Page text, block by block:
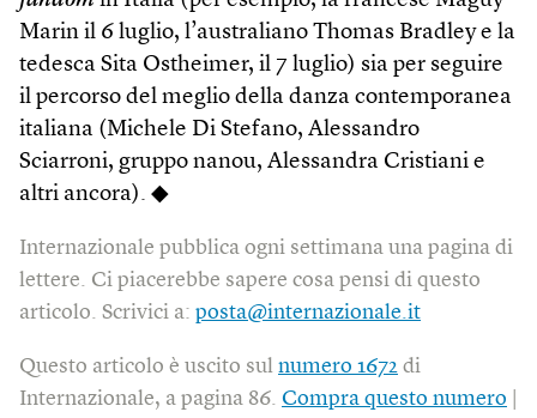
Marin il 6 luglio, l’australiano Thomas Bradley e la
tedesca Sita Ostheimer, il 7 luglio) sia per seguire
il percorso del meglio della danza contemporanea
italiana (Michele Di Stefano, Alessandro
Sciarroni, gruppo nanou, Alessandra Cristiani e
altri ancora). ◆
Internazionale pubblica ogni settimana una pagina di
lettere. Ci piacerebbe sapere cosa pensi di questo
articolo. Scrivici a: posta@internazionale.it
Questo articolo è uscito sul numero 1672 di
Internazionale, a pagina 86. Compra questo numero